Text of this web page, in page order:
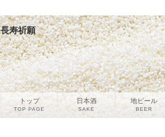
長寿祈願
トップ
TOP PAGE
日本酒
SAKE
地ビール
BEER